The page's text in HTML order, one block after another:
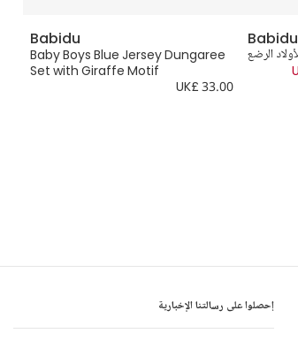
Babidu
Baby Boys Blue Jersey Dungaree
Set with Giraffe Motif
UK£ 33.00
Babidu
الرضع
إحصلوا على رسالتنا الإخبارية